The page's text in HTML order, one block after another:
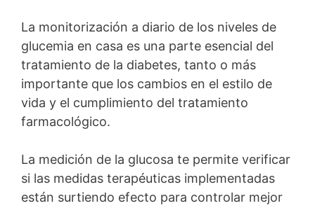
La monitorización a diario de los niveles de
glucemia en casa es una parte esencial del
tratamiento de la diabetes, tanto o más
importante que los cambios en el estilo de
vida y el cumplimiento del tratamiento
farmacológico.
La medición de la glucosa te permite verificar
si las medidas terapéuticas implementadas
están surtiendo efecto para controlar mejor